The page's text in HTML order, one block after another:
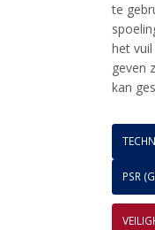
te
het
geven
kan
PSR